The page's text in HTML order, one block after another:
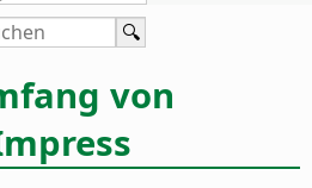
von